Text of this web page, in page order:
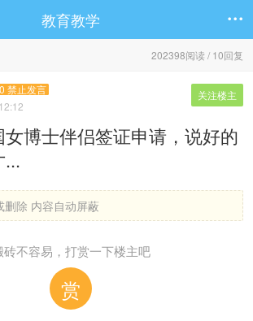
教育教学 
202398阅读 / 10回复
关注楼主
禁止发言
博士伴侣签证申请，说好的
...
删除 内容自动屏蔽
砖不容易，打赏一下楼主吧
赏